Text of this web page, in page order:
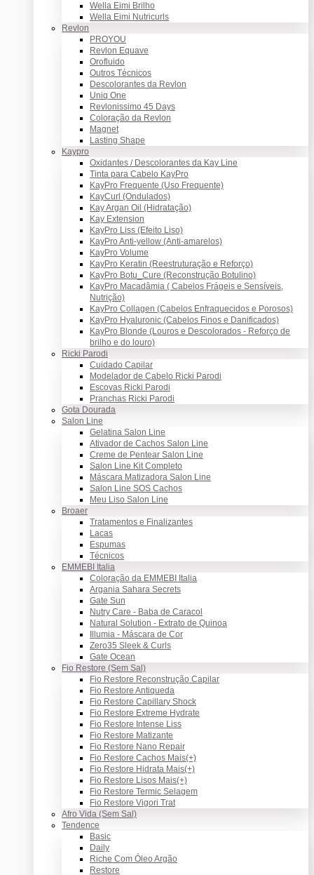
Wella Eimi Brilho
Wella Eimi Nutricurls
Revlon
PROYOU
Revlon Equave
Orofluido
Outros Técnicos
Descolorantes da Revlon
Uniq One
Revlonissimo 45 Days
Coloração da Revlon
Magnet
Lasting Shape
Kaypro
Oxidantes / Descolorantes da Kay Line
Tinta para Cabelo KayPro
KayPro Frequente (Uso Frequente)
KayCurl (Ondulados)
Kay Argan Oil (Hidratação)
Kay Extension
KayPro Liss (Efeito Liso)
KayPro Anti-yellow (Anti-amarelos)
KayPro Volume
KayPro Keratin (Reestruturação e Reforço)
KayPro Botu_Cure (Reconstrução Botulino)
KayPro Macadâmia ( Cabelos Frágeis e Sensíveis,
Nutrição)
KayPro Collagen (Cabelos Enfraquecidos e Porosos)
KayPro Hyaluronic (Cabelos Finos e Danificados)
KayPro Blonde (Louros e Descolorados - Reforço de
brilho e do louro)
Ricki Parodi
Cuidado Capilar
Modelador de Cabelo Ricki Parodi
Escovas Ricki Parodi
Pranchas Ricki Parodi
Gota Dourada
Salon Line
Gelatina Salon Line
Ativador de Cachos Salon Line
Creme de Pentear Salon Line
Salon Line Kit Completo
Máscara Matizadora Salon Line
Salon Line SOS Cachos
Meu Liso Salon Line
Broaer
Tratamentos e Finalizantes
Lacas
Espumas
Técnicos
EMMEBI Italia
Coloração da EMMEBI Italia
Argania Sahara Secrets
Gate Sun
Nutry Care - Baba de Caracol
Natural Solution - Extrato de Quinoa
Illumia - Máscara de Cor
Zero35 Sleek & Curls
Gate Ocean
Fio Restore (Sem Sal)
Fio Restore Reconstrução Capilar
Fio Restore Antiqueda
Fio Restore Capillary Shock
Fio Restore Extreme Hydrate
Fio Restore Intense Liss
Fio Restore Matizante
Fio Restore Nano Repair
Fio Restore Cachos Mais(+)
Fio Restore Hidrata Mais(+)
Fio Restore Lisos Mais(+)
Fio Restore Termic Selagem
Fio Restore Vigori Trat
Afro Vida (Sem Sal)
Tendence
Basic
Daily
Riche Com Óleo Argão
Restore